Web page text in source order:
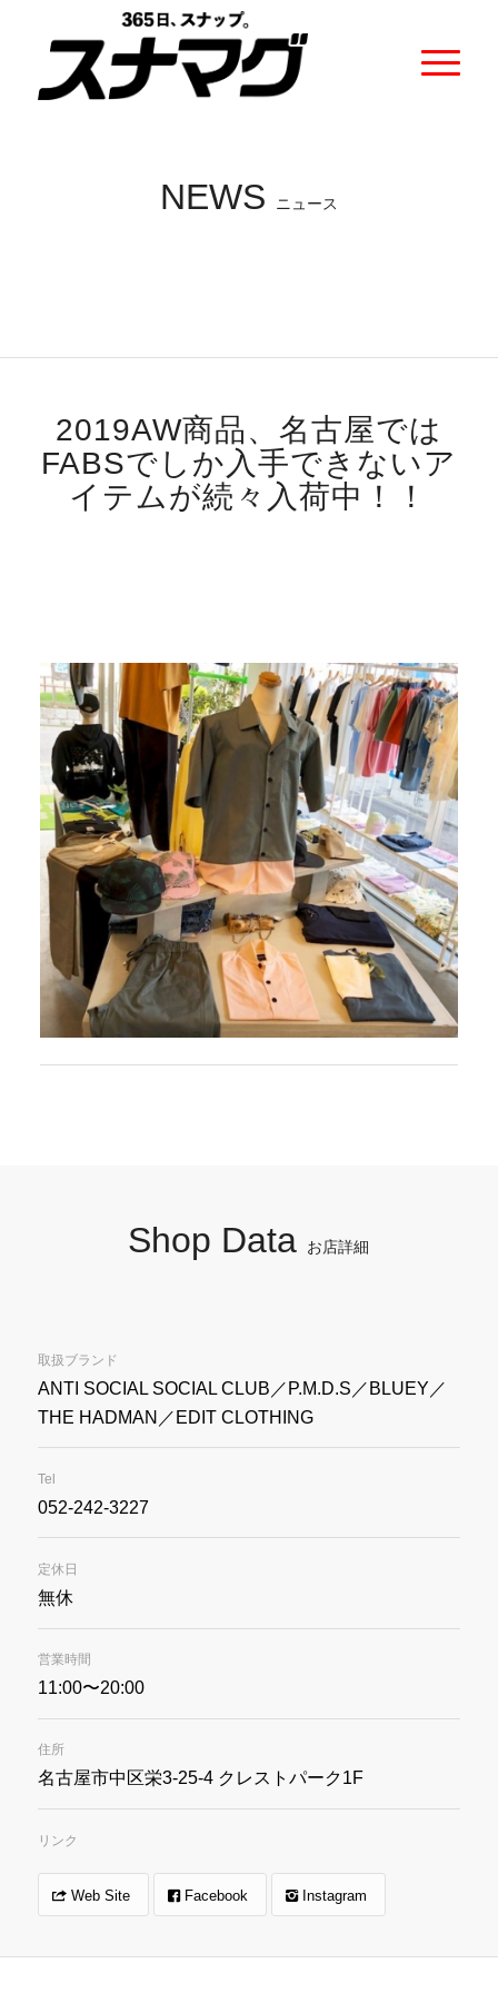
NEWS ニュース
2019AW商品、名古屋では
FABSでしか入手できないア
イテムが続々入荷中！！
Shop Data お店詳細
取扱ブランド
ANTI SOCIAL SOCIAL CLUB／P.M.D.S／BLUEY／
THE HADMAN／EDIT CLOTHING
Tel
052-242-3227
定休日
無休
営業時間
11:00〜20:00
住所
名古屋市中区栄3-25-4 クレストパーク1F
リンク
Web Site Facebook Instagram